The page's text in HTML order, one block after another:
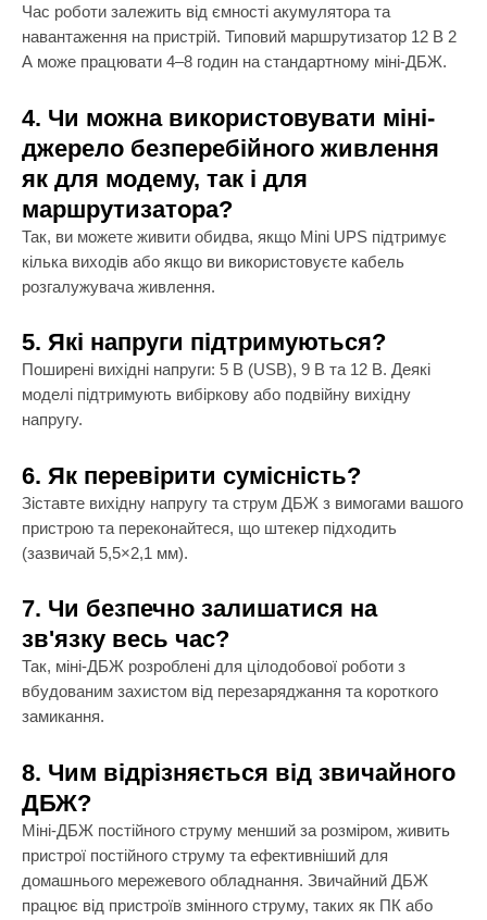
Час роботи залежить від ємності акумулятора та
навантаження на пристрій. Типовий маршрутизатор 12 В 2
А може працювати 4–8 годин на стандартному міні-ДБЖ.
4. Чи можна використовувати міні-
джерело безперебійного живлення
як для модему, так і для
маршрутизатора?
Так, ви можете живити обидва, якщо Mini UPS підтримує
кілька виходів або якщо ви використовуєте кабель
розгалужувача живлення.
5. Які напруги підтримуються?
Поширені вихідні напруги: 5 В (USB), 9 В та 12 В. Деякі
моделі підтримують вибіркову або подвійну вихідну
напругу.
6. Як перевірити сумісність?
Зіставте вихідну напругу та струм ДБЖ з вимогами вашого
пристрою та переконайтеся, що штекер підходить
(зазвичай 5,5×2,1 мм).
7. Чи безпечно залишатися на
зв'язку весь час?
Так, міні-ДБЖ розроблені для цілодобової роботи з
вбудованим захистом від перезаряджання та короткого
замикання.
8. Чим відрізняється від звичайного
ДБЖ?
Міні-ДБЖ постійного струму менший за розміром, живить
пристрої постійного струму та ефективніший для
домашнього мережевого обладнання. Звичайний ДБЖ
працює від пристроїв змінного струму, таких як ПК або